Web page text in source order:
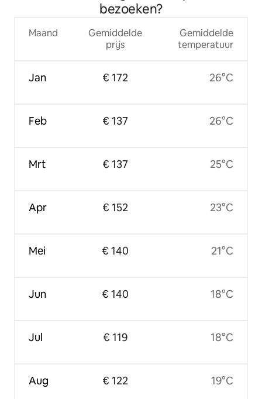
bezoeken?
Maand
Jan
Feb
Mrt
Apr
Mei
Jun
Jul
Aug
Gemiddelde
prijs
€ 172
€ 137
€ 137
€ 152
€ 140
€ 140
€ 119
€ 122
Gemiddelde
temperatuur
26°C
26°C
25°C
23°C
21°C
18°C
18°C
19°C